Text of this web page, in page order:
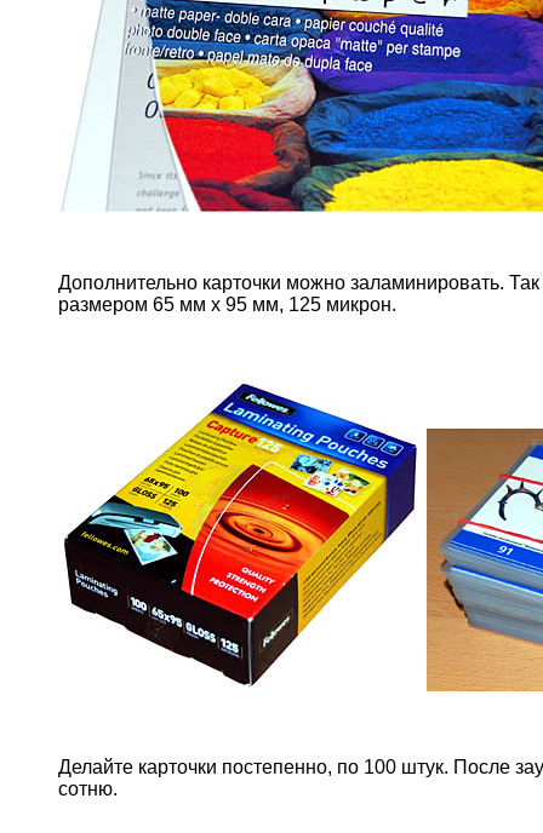
Дополнительно карточки можно заламинировать.
размером 65 мм х 95 мм, 125 микрон.
Делайте карточки постепенно, по 100 штук. После
сотню.